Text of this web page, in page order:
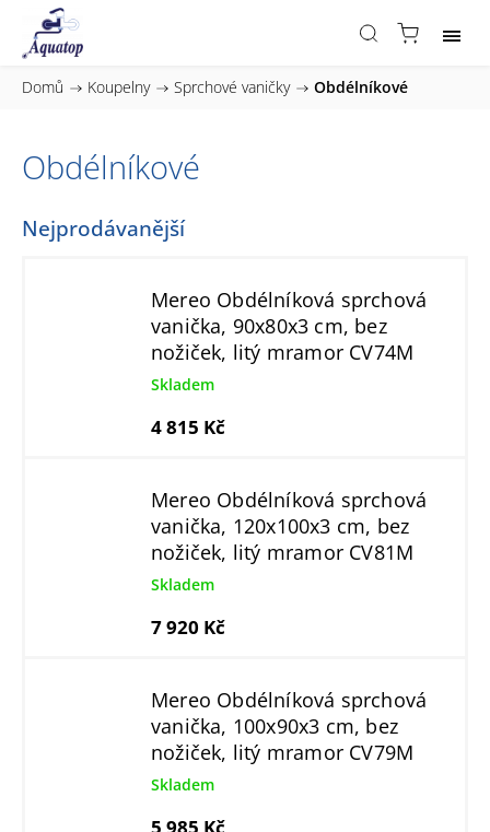
Domů / Koupelny / Sprchové vaničky / Obdélníkové
Obdélníkové
Nejprodávanější
Mereo Obdélníková sprchová
vanička, 90x80x3 cm, bez
nožiček, litý mramor CV74M
Skladem
4 815 Kč
Mereo Obdélníková sprchová
vanička, 120x100x3 cm, bez
nožiček, litý mramor CV81M
Skladem
7 920 Kč
Mereo Obdélníková sprchová
vanička, 100x90x3 cm, bez
nožiček, litý mramor CV79M
Skladem